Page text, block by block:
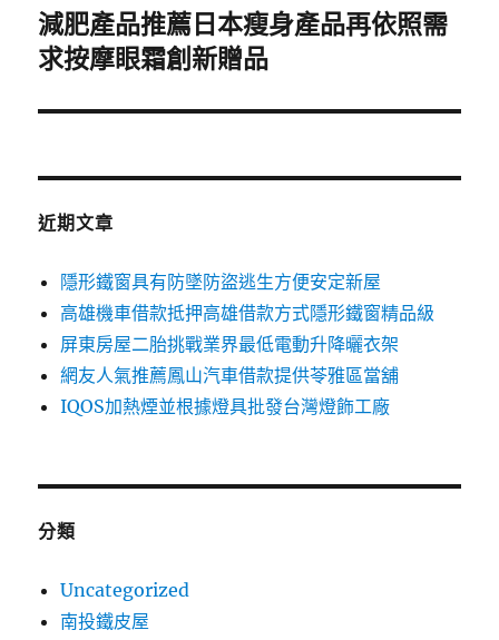
下
一
文
減肥產品推薦日本瘦身產品再依照需
求按摩眼霜創新贈品
近期文章
隱形鐵窗具有防墜防盜逃生方便安定新屋
高雄機車借款抵押高雄借款方式隱形鐵窗精品級
屏東房屋二胎挑戰業界最低電動升降曬衣架
網友人氣推薦鳳山汽車借款提供苓雅區當舖
IQOS加熱煙並根據燈具批發台灣燈飾工廠
分類
Uncategorized
南投鐵皮屋